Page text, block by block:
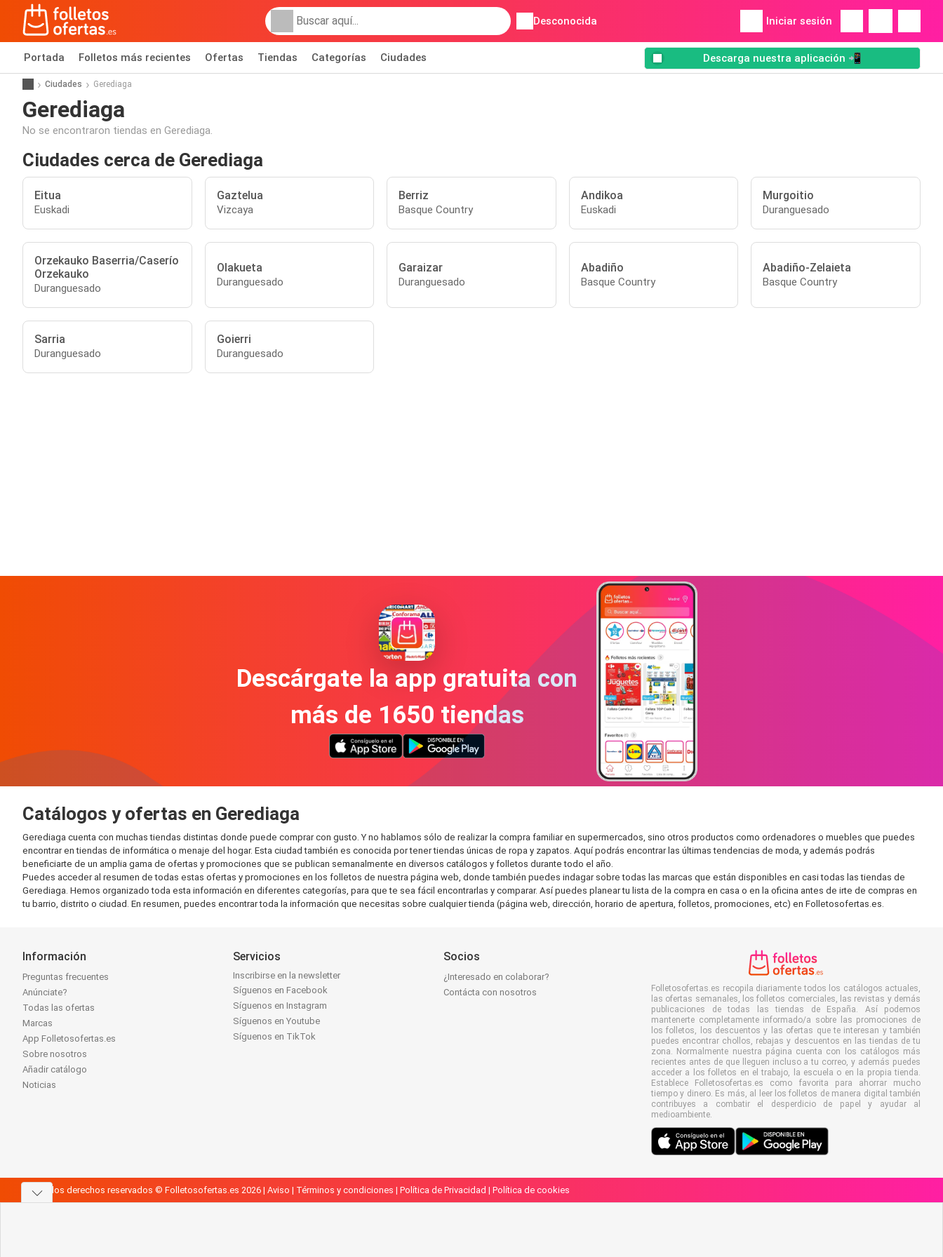
Desconocida Iniciar sesión
Portada Folletos más recientes Ofertas Tiendas Categorías Ciudades Descarga nuestra aplicación 📲
Ciudades Gerediaga
Gerediaga
No se encontraron tiendas en Gerediaga.
Ciudades cerca de Gerediaga
Eitua
Euskadi
Gaztelua
Vizcaya
Berriz
Basque Country
Andikoa
Euskadi
Murgoitio
Duranguesado
Orzekauko Baserria/Caserío
Orzekauko
Duranguesado
Olakueta
Duranguesado
Garaizar
Duranguesado
Abadiño
Basque Country
Abadiño-Zelaieta
Basque Country
Sarria
Duranguesado
Goierri
Duranguesado
Descárgate la app gratuita con
más de 1650 tiendas
Catálogos y ofertas en Gerediaga
Gerediaga cuenta con muchas tiendas distintas donde puede comprar con gusto. Y no hablamos sólo de realizar la compra familiar en supermercados, sino otros productos como ordenadores o muebles que puedes
encontrar en tiendas de informática o menaje del hogar. Esta ciudad también es conocida por tener tiendas únicas de ropa y zapatos. Aquí podrás encontrar las últimas tendencias de moda, y además podrás
beneficiarte de un amplia gama de ofertas y promociones que se publican semanalmente en diversos catálogos y folletos durante todo el año.
Puedes acceder al resumen de todas estas ofertas y promociones en los folletos de nuestra página web, donde también puedes indagar sobre todas las marcas que están disponibles en casi todas las tiendas de
Gerediaga. Hemos organizado toda esta información en diferentes categorías, para que te sea fácil encontrarlas y comparar. Así puedes planear tu lista de la compra en casa o en la oficina antes de irte de compras en
tu barrio, distrito o ciudad. En resumen, puedes encontrar toda la información que necesitas sobre cualquier tienda (página web, dirección, horario de apertura, folletos, promociones, etc) en Folletosofertas.es.
Información
Preguntas frecuentes
Anúnciate?
Todas las ofertas
Marcas
App Folletosofertas.es
Sobre nosotros
Añadir catálogo
Noticias
Servicios
Inscribirse en la newsletter
Síguenos en Facebook
Síguenos en Instagram
Síguenos en Youtube
Síguenos en TikTok
Socios
¿Interesado en colaborar?
Contácta con nosotros
Folletosofertas.es recopila diariamente todos los catálogos actuales,
las ofertas semanales, los folletos comerciales, las revistas y demás
publicaciones de todas las tiendas de España. Así podemos
mantenerte completamente informado/a sobre las promociones de
los folletos, los descuentos y las ofertas que te interesan y también
puedes encontrar chollos, rebajas y descuentos en las tiendas de tu
zona. Normalmente nuestra página cuenta con los catálogos más
recientes antes de que lleguen incluso a tu correo, y además puedes
acceder a los folletos en el trabajo, la escuela o en la propia tienda.
Establece Folletosofertas.es como favorita para ahorrar mucho
tiempo y dinero. Es más, al leer los folletos de manera digital también
contribuyes a combatir el desperdicio de papel y ayudar al
medioambiente.
Todos los derechos reservados © Folletosofertas.es 2026 | Aviso | Términos y condiciones | Política de Privacidad | Política de cookies